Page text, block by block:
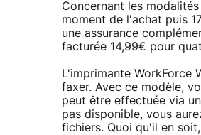
Concernant les
moment de l'achat puis
une assurance
facturée 14,99€ pour
L'imprimante WorkForce
faxer. Avec ce modèle,
peut être effectuée via
pas disponible, vous
fichiers. Quoi qu'il en